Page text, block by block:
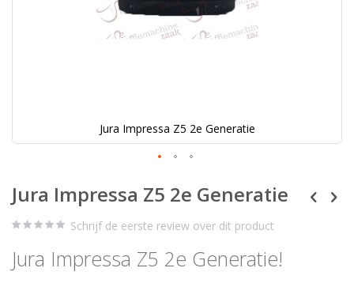
Jura Impressa Z5 2e Generatie
naar
het
begin
van
afbeeldingen-
gallerij
Jura Impressa Z5 2e Generatie
Schrijf de eerste review over dit product
Jura Impressa Z5 2e Generatie!